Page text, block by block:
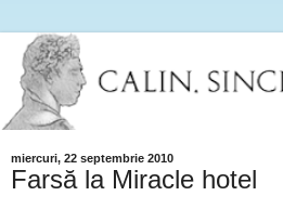
miercuri, 22 septembrie 2010
Farsă la Miracle hotel